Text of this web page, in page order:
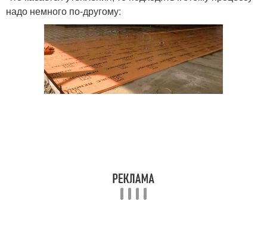
надо немного по-другому: